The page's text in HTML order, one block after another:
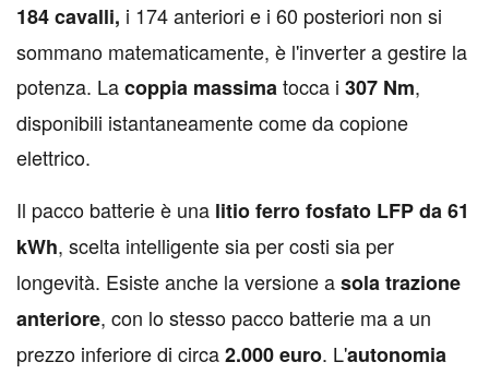
184 cavalli, i 174 anteriori e i 60 posteriori non si
sommano matematicamente, è l'inverter a gestire la
potenza. Lacoppia massimatocca i 307 Nm,
disponibili istantaneamente come da copione
elettrico.
Il pacco batterie è una litio ferro fosfato LFP da 61
kWh, scelta intelligente sia per costi sia per
longevità. Esiste anche la versione asola trazione
anteriore, con lo stesso pacco batterie ma a un
prezzo inferiore di circa2.000 euro. L'autonomia